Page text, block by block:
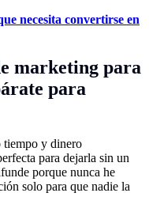
necesita convertirse en
marketing para
para
tiempo y dinero
para dejarla sin un
porque nunca he
solo para que nadie la